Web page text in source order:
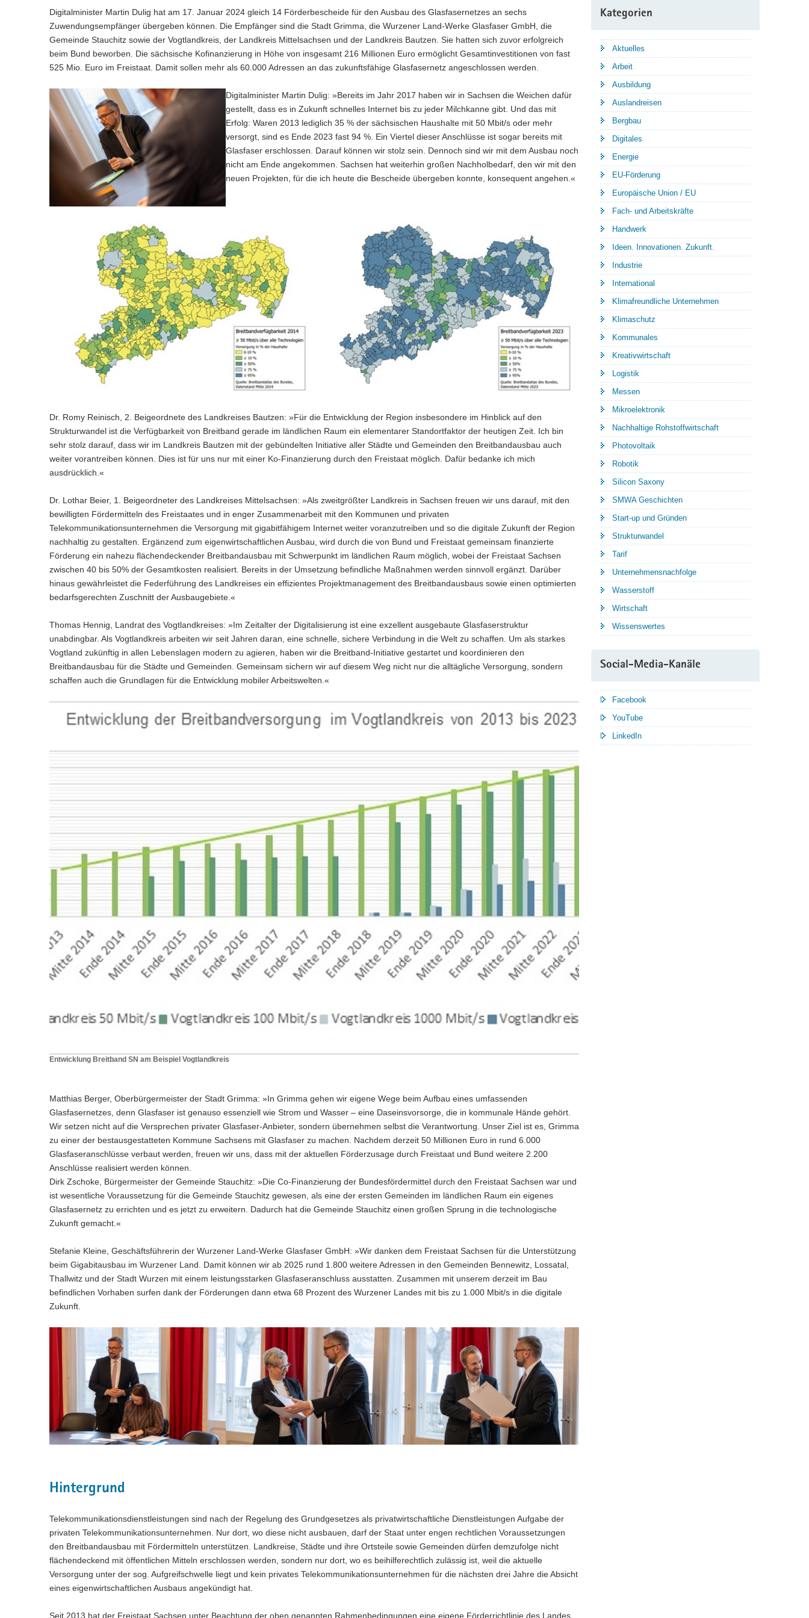
Digitalminister Martin Dulig hat am 17. Januar 2024 gleich 14 Förderbescheide für den Ausbau des Glasfasernetzes an sechs
Zuwendungsempfänger übergeben können. Die Empfänger sind die Stadt Grimma, die Wurzener Land-Werke Glasfaser GmbH, die
Gemeinde Stauchitz sowie der Vogtlandkreis, der Landkreis Mittelsachsen und der Landkreis Bautzen. Sie hatten sich zuvor erfolgreich
beim Bund beworben. Die sächsische Kofinanzierung in Höhe von insgesamt 216 Millionen Euro ermöglicht Gesamtinvestitionen von fast
525 Mio. Euro im Freistaat. Damit sollen mehr als 60.000 Adressen an das zukunftsfähige Glasfasernetz angeschlossen werden.
Digitalminister Martin Dulig: »Bereits im Jahr 2017 haben wir in Sachsen die Weichen dafür
gestellt, dass es in Zukunft schnelles Internet bis zu jeder Milchkanne gibt. Und das mit
Erfolg: Waren 2013 lediglich 35 % der sächsischen Haushalte mit 50 Mbit/s oder mehr
versorgt, sind es Ende 2023 fast 94 %. Ein Viertel dieser Anschlüsse ist sogar bereits mit
Glasfaser erschlossen. Darauf können wir stolz sein. Dennoch sind wir mit dem Ausbau noch
nicht am Ende angekommen. Sachsen hat weiterhin großen Nachholbedarf, den wir mit den
neuen Projekten, für die ich heute die Bescheide übergeben konnte, konsequent angehen.«
Dr. Romy Reinisch, 2. Beigeordnete des Landkreises Bautzen: »Für die Entwicklung der Region insbesondere im Hinblick auf den
Strukturwandel ist die Verfügbarkeit von Breitband gerade im ländlichen Raum ein elementarer Standortfaktor der heutigen Zeit. Ich bin
sehr stolz darauf, dass wir im Landkreis Bautzen mit der gebündelten Initiative aller Städte und Gemeinden den Breitbandausbau auch
weiter vorantreiben können. Dies ist für uns nur mit einer Ko-Finanzierung durch den Freistaat möglich. Dafür bedanke ich mich
ausdrücklich.«
Dr. Lothar Beier, 1. Beigeordneter des Landkreises Mittelsachsen: »Als zweitgrößter Landkreis in Sachsen freuen wir uns darauf, mit den
bewilligten Fördermitteln des Freistaates und in enger Zusammenarbeit mit den Kommunen und privaten
Telekommunikationsunternehmen die Versorgung mit gigabitfähigem Internet weiter voranzutreiben und so die digitale Zukunft der Region
nachhaltig zu gestalten. Ergänzend zum eigenwirtschaftlichen Ausbau, wird durch die von Bund und Freistaat gemeinsam finanzierte
Förderung ein nahezu flächendeckender Breitbandausbau mit Schwerpunkt im ländlichen Raum möglich, wobei der Freistaat Sachsen
zwischen 40 bis 50% der Gesamtkosten realisiert. Bereits in der Umsetzung befindliche Maßnahmen werden sinnvoll ergänzt. Darüber
hinaus gewährleistet die Federführung des Landkreises ein effizientes Projektmanagement des Breitbandausbaus sowie einen optimierten
bedarfsgerechten Zuschnitt der Ausbaugebiete.«
Thomas Hennig, Landrat des Vogtlandkreises: »Im Zeitalter der Digitalisierung ist eine exzellent ausgebaute Glasfaserstruktur
unabdingbar. Als Vogtlandkreis arbeiten wir seit Jahren daran, eine schnelle, sichere Verbindung in die Welt zu schaffen. Um als starkes
Vogtland zukünftig in allen Lebenslagen modern zu agieren, haben wir die Breitband-Initiative gestartet und koordinieren den
Breitbandausbau für die Städte und Gemeinden. Gemeinsam sichern wir auf diesem Weg nicht nur die alltägliche Versorgung, sondern
schaffen auch die Grundlagen für die Entwicklung mobiler Arbeitswelten.«
Entwicklung Breitband SN am Beispiel Vogtlandkreis
Matthias Berger, Oberbürgermeister der Stadt Grimma: »In Grimma gehen wir eigene Wege beim Aufbau eines umfassenden
Glasfasernetzes, denn Glasfaser ist genauso essenziell wie Strom und Wasser – eine Daseinsvorsorge, die in kommunale Hände gehört.
Wir setzen nicht auf die Versprechen privater Glasfaser-Anbieter, sondern übernehmen selbst die Verantwortung. Unser Ziel ist es, Grimma
zu einer der bestausgestatteten Kommune Sachsens mit Glasfaser zu machen. Nachdem derzeit 50 Millionen Euro in rund 6.000
Glasfaseranschlüsse verbaut werden, freuen wir uns, dass mit der aktuellen Förderzusage durch Freistaat und Bund weitere 2.200
Anschlüsse realisiert werden können.
Dirk Zschoke, Bürgermeister der Gemeinde Stauchitz: »Die Co-Finanzierung der Bundesfördermittel durch den Freistaat Sachsen war und
ist wesentliche Voraussetzung für die Gemeinde Stauchitz gewesen, als eine der ersten Gemeinden im ländlichen Raum ein eigenes
Glasfasernetz zu errichten und es jetzt zu erweitern. Dadurch hat die Gemeinde Stauchitz einen großen Sprung in die technologische
Zukunft gemacht.«
Stefanie Kleine, Geschäftsführerin der Wurzener Land-Werke Glasfaser GmbH: »Wir danken dem Freistaat Sachsen für die Unterstützung
beim Gigabitausbau im Wurzener Land. Damit können wir ab 2025 rund 1.800 weitere Adressen in den Gemeinden Bennewitz, Lossatal,
Thallwitz und der Stadt Wurzen mit einem leistungsstarken Glasfaseranschluss ausstatten. Zusammen mit unserem derzeit im Bau
befindlichen Vorhaben surfen dank der Förderungen dann etwa 68 Prozent des Wurzener Landes mit bis zu 1.000 Mbit/s in die digitale
Zukunft.
Hintergrund
Telekommunikationsdienstleistungen sind nach der Regelung des Grundgesetzes als privatwirtschaftliche Dienstleistungen Aufgabe der
privaten Telekommunikationsunternehmen. Nur dort, wo diese nicht ausbauen, darf der Staat unter engen rechtlichen Voraussetzungen
den Breitbandausbau mit Fördermitteln unterstützen. Landkreise, Städte und ihre Ortsteile sowie Gemeinden dürfen demzufolge nicht
flächendeckend mit öffentlichen Mitteln erschlossen werden, sondern nur dort, wo es beihilferechtlich zulässig ist, weil die aktuelle
Versorgung unter der sog. Aufgreifschwelle liegt und kein privates Telekommunikationsunternehmen für die nächsten drei Jahre die Absicht
eines eigenwirtschaftlichen Ausbaus angekündigt hat.
Seit 2013 hat der Freistaat Sachsen unter Beachtung der oben genannten Rahmenbedingungen eine eigene Förderrichtlinie des Landes
Kategorien
Aktuelles
Arbeit
Ausbildung
Auslandreisen
Bergbau
Digitales
Energie
EU-Förderung
Europäische Union / EU
Fach- und Arbeitskräfte
Handwerk
Ideen. Innovationen. Zukunft.
Industrie
International
Klimafreundliche Unternehmen
Klimaschutz
Kommunales
Kreativwirtschaft
Logistik
Messen
Mikroelektronik
Nachhaltige Rohstoffwirtschaft
Photovoltaik
Robotik
Silicon Saxony
SMWA Geschichten
Start-up und Gründen
Strukturwandel
Tarif
Unternehmensnachfolge
Wasserstoff
Wirtschaft
Wissenswertes
Social-Media-Kanäle
Facebook
YouTube
LinkedIn